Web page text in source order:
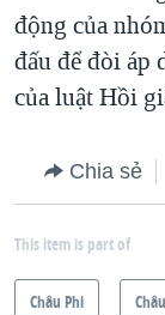
động của
đấu để đòi áp
của luật Hồi
Chia sẻ
This item is part of
Châu Phi